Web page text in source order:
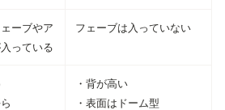
ーブやア
っている
フェーブは入っていない
・背が高い
・表面はドーム型